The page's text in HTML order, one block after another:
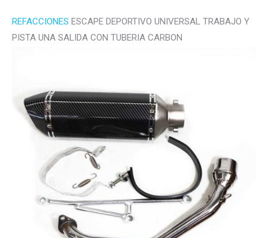
REFACCIONES ESCAPE DEPORTIVO UNIVERSAL TRABAJO Y
PISTA UNA SALIDA CON TUBERIA CARBON